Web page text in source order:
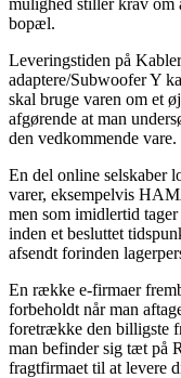
bopæl.
Leveringstiden på
adaptere/Subwoofer Y
skal bruge varen om et
afgørende at man
den vedkommende vare.
En del online selskaber
varer, eksempelvis
men som imidlertid
inden et besluttet
afsendt forinden
En række e-firmaer
forbeholdt når man
foretrække den billigste
man befinder sig tæt på
fragtfirmaet til at levere